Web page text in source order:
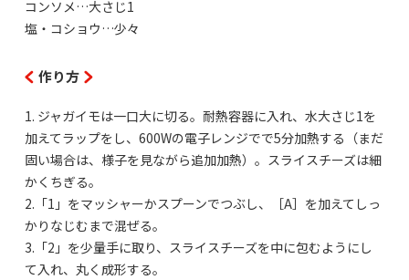
コンソメ…大さじ1
塩・コショウ…少々
作り方
1. ジャガイモは一口大に切る。耐熱容器に入れ、水大さじ1を
加えてラップをし、600Wの電子レンジでで5分加熱する（まだ
固い場合は、様子を見ながら追加加熱）。スライスチーズは細
かくちぎる。
2.「1」をマッシャーかスプーンでつぶし、［A］を加えてしっ
かりなじむまで混ぜる。
3.「2」を少量手に取り、スライスチーズを中に包むようにし
て入れ、丸く成形する。